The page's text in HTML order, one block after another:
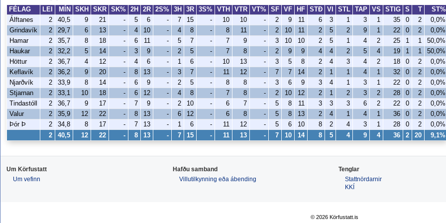
FÉLAG LEI MÍN SKH SKR SK% 2H 2R 2S% 3H 3R 3S% VTH VTR VT% SF VF HF STÐ VI STL TAP VS STIG S T
ST%
Álftanes
2 40,5 9 21 - 5 6 - 7 15 - 10 10 - 2 9 11 6 3 1 3 1 35 0 2
0,0%
Grindavík
2 29,7 6 13 - 4 10 - 4 8 - 8 11 - 2 10 11 2 5 2 9 1 22 0 2
0,0%
Hamar
2 35,7 8 18 - 6 11 - 5 7 - 7 9 - 3 10 10 2 5 1 4 2 25 1 1
50,0%
Haukar
2 32,2 5 14 - 3 9 - 2 5 - 7 8 - 2 9 9 4 4 2 5 4 19 1 1
50,0%
Höttur
2 36,7 4 12 - 4 6 - 1 6 - 10 13 - 3 5 8 2 4 3 4 2 18 0 2
0,0%
Keflavík
2 36,2 9 20 - 8 13 - 3 7 - 11 12 - 7 7 14 2 1 1 4 1 32 0 2
0,0%
Njarðvík
2 33,9 8 14 - 6 9 - 2 5 - 8 8 - 3 6 9 3 4 1 3 1 22 0 2
0,0%
Stjarnan
2 33,1 10 18 - 6 12 - 4 8 - 7 8 - 2 10 12 2 1 2 3 2 28 0 2
0,0%
Tindastóll
2 36,7 9 17 - 7 9 - 2 10 - 6 7 - 5 8 11 3 3 3 6 2 22 0 2
0,0%
Valur
2 35,9 12 22 - 8 13 - 6 12 - 6 8 - 5 8 13 2 4 1 4 1 36 0 2
0,0%
Þór Þ
2 34,8 8 17 - 7 13 - 1 6 - 11 12 - 5 6 10 8 2 4 3 1 28 0 2 0,0%
2 40,5 12 22 - 8 13 - 7 15 - 11 13 - 7 10 14 8 5 4 9 4 36 2 20 9,1%
Um Körfustatt
Um vefinn
Hafðu samband
Villutilkynning eða ábending
Tenglar
Stattnördarnir
KKÍ
© 2026 Körfustatt.is